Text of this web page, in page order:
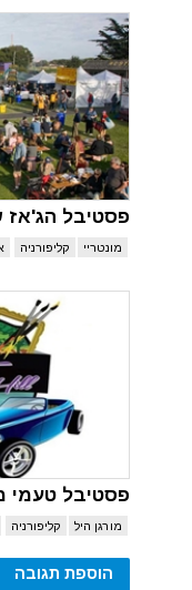
פסטיבל הג'אז של
מונטריי קליפורניה
פסטיבל טעמי
מורגן היל קליפורניה
הוספת תגובה